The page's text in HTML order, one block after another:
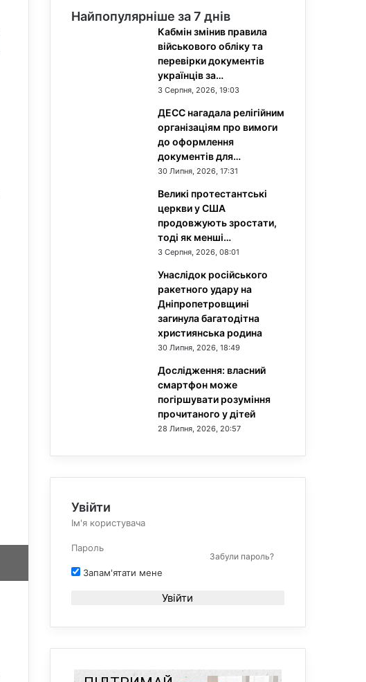
Найпопулярніше за 7 днів
Кабмін змінив правила
військового обліку та
перевірки документів
українців за…
3 Серпня, 2026, 19:03
ДЕСС нагадала релігійним
організаціям про вимоги
до оформлення
документів для…
30 Липня, 2026, 17:31
Великі протестантські
церкви у США
продовжують зростати,
тоді як менші…
3 Серпня, 2026, 08:01
Унаслідок російського
ракетного удару на
Дніпропетровщині
загинула багатодітна
християнська родина
30 Липня, 2026, 18:49
Дослідження: власний
смартфон може
погіршувати розуміння
прочитаного у дітей
28 Липня, 2026, 20:57
Увійти
Забули пароль?
Запам'ятати мене
Увійти